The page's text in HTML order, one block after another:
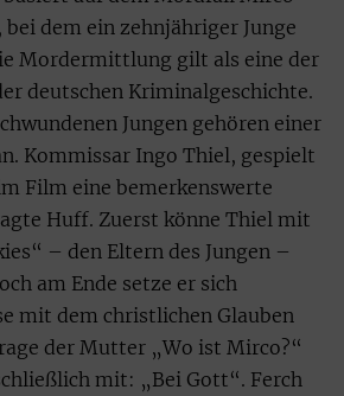
bei dem ein zehnjähriger Junge
Mordermittlung gilt als eine der
deutschen Kriminalgeschichte.
Jungen gehören einer
Kommissar Ingo Thiel, gespielt
Film eine bemerkenswerte
Huff. Zuerst könne Thiel mit
– den Eltern des Jungen –
am Ende setze er sich
mit dem christlichen Glauben
der Mutter „Wo ist Mirco?“
mit: „Bei Gott“. Ferch